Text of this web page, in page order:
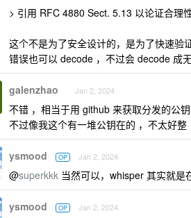
> 引用 RFC 4880 Sect. 5.13 以论证合理
这个不是为了安全设计的，是为了快速验
错误也可以 decode ，不过会 decode 成无
galenzhao Jan 2, 2024
不错 ，相当于用 github 来获取分发的公钥
不过像我这个有一堆公钥在的 ，不太好整
ysmood OP Jan 2, 2024
@superkkk 当然可以，whisper 其实就是
ysmood OP Jan 2, 2024